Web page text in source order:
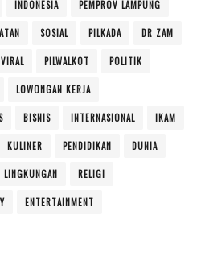
INDONESIA PEMPROV LAMPUNG
SOSIAL PILKADA DR ZAM
PILWALKOT POLITIK
LOWONGAN KERJA
BISNIS INTERNASIONAL IKAM
KULINER PENDIDIKAN DUNIA
LINGKUNGAN RELIGI
ENTERTAINMENT